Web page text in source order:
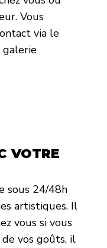
Vous
via le
VOTRE
sous 24/48h
artistiques. Il
vous si vous
vos goûts, il